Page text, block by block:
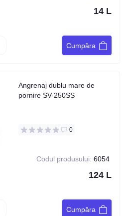
14 L
Cumpăra
Angrenaj dublu mare de
pornire SV-250SS
0
Codul produsului: 6054
124 L
Cumpăra